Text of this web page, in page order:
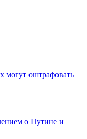
могут оштрафовать
о Путине и